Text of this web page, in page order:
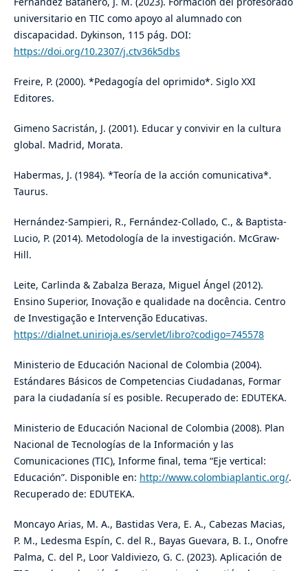
universitario en TIC como apoyo al alumnado con
discapacidad. Dykinson, 115 pág. DOI:
https://doi.org/10.2307/j.ctv36k5dbs
Freire, P. (2000). *Pedagogía del oprimido*. Siglo XXI
Editores.
Gimeno Sacristán, J. (2001). Educar y convivir en la cultura
global. Madrid, Morata.
Habermas, J. (1984). *Teoría de la acción comunicativa*.
Taurus.
Hernández-Sampieri, R., Fernández-Collado, C., & Baptista-
Lucio, P. (2014). Metodología de la investigación. McGraw-
Hill.
Leite, Carlinda & Zabalza Beraza, Miguel Ángel (2012).
Ensino Superior, Inovação e qualidade na docência. Centro
de Investigação e Intervenção Educativas.
https://dialnet.unirioja.es/servlet/libro?codigo=745578
Ministerio de Educación Nacional de Colombia (2004).
Estándares Básicos de Competencias Ciudadanas, Formar
para la ciudadanía sí es posible. Recuperado de: EDUTEKA.
Ministerio de Educación Nacional de Colombia (2008). Plan
Nacional de Tecnologías de la Información y las
Comunicaciones (TIC), Informe final, tema “Eje vertical:
Educación”. Disponible en: http://www.colombiaplantic.org/.
Recuperado de: EDUTEKA.
Moncayo Arias, M. A., Bastidas Vera, E. A., Cabezas Macias,
P. M., Ledesma Espín, C. del R., Bayas Guevara, B. I., Onofre
Palma, C. del P., Loor Valdiviezo, G. C. (2023). Aplicación de